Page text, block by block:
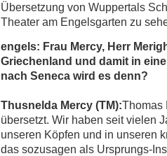
Übersetzung von Wuppertals
Theater am Engelsgarten zu
engels: Frau Mercy, Herr
Griechenland und damit in
nach Seneca wird es denn?
Thusnelda Mercy (TM):Thomas
übersetzt. Wir haben seit vielen
unseren Köpfen und in unseren
das sozusagen als Ursprungs-